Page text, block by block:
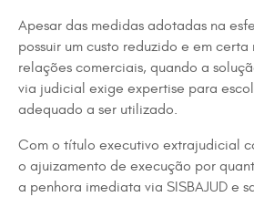
Apesar das medidas adotadas na
possuir um custo reduzido e em
relações comerciais, quando a
via judicial exige expertise para
adequado a ser utilizado.
Com o título executivo extrajudicial
o ajuizamento de execução por
a penhora imediata via SISBAJUD e